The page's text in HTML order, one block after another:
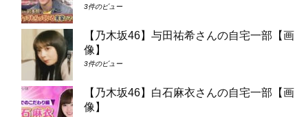
3件のビュー
【乃木坂46】与田祐希さんの自宅一部【画
像】
3件のビュー
【乃木坂46】白石麻衣さんの自宅一部【画
像】